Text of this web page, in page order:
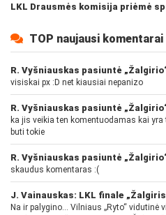
TOP naujausi komentarai
visiskai px :D net kiausiai nepanizo
ka jis veikia ten komentuodamas kai
buti tokie
skaudus komentaras :(
Na ir palygino... Vilniaus „Ryto“ vidutinė